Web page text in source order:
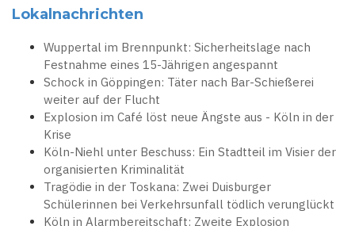
Lokalnachrichten
Wuppertal im Brennpunkt: Sicherheitslage nach
Festnahme eines 15-Jährigen angespannt
Schock in Göppingen: Täter nach Bar-Schießerei
weiter auf der Flucht
Explosion im Café löst neue Ängste aus - Köln in der
Krise
Köln-Niehl unter Beschuss: Ein Stadtteil im Visier der
organisierten Kriminalität
Tragödie in der Toskana: Zwei Duisburger
Schülerinnen bei Verkehrsunfall tödlich verunglückt
Köln in Alarmbereitschaft: Zweite Explosion